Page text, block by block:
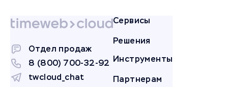
Отдел продаж
8 (800) 700-32-92
twcloud_chat
Сервисы
Решения
Инструменты
Партнерам